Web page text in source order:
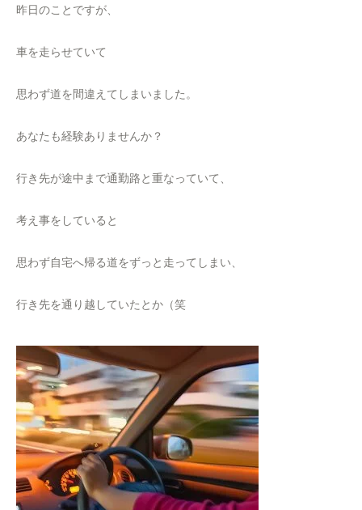
昨日のことですが、
車を走らせていて
思わず道を間違えてしまいました。
あなたも経験ありませんか？
行き先が途中まで通勤路と重なっていて、
考え事をしていると
思わず自宅へ帰る道をずっと走ってしまい、
行き先を通り越していたとか（笑